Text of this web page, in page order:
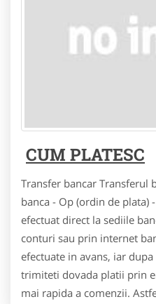
CUM PLATESC
Transfer bancar Transferul
banca - Op (ordin de plata)
efectuat direct la sediile
conturi sau prin internet
efectuate in avans, iar
trimiteti dovada platii prin
mai rapida a comenzii.